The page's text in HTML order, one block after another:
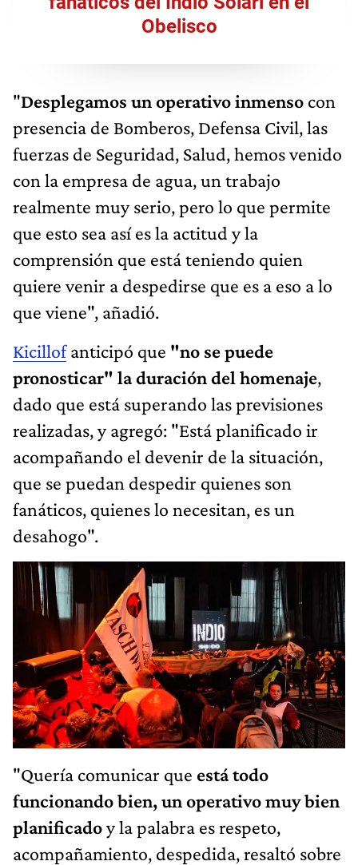
Obelisco
"Desplegamos un operativo inmenso con
presencia de Bomberos, Defensa Civil, las
fuerzas de Seguridad, Salud, hemos venido
con la empresa de agua, un trabajo
realmente muy serio, pero lo que permite
que esto sea así es la actitud y la
comprensión que está teniendo quien
quiere venir a despedirse que es a eso a lo
que viene", añadió.
Kicillofanticipó que "no se puede
pronosticar" la duración del homenaje,
dado que está superando las previsiones
realizadas, y agregó: "Está planificado ir
acompañando el devenir de la situación,
que se puedan despedir quienes son
fanáticos, quienes lo necesitan, es un
desahogo".
"Quería comunicar que está todo
funcionando bien, un operativo muy bien
planificadoy la palabra es respeto,
acompañamiento, despedida, resaltó sobre